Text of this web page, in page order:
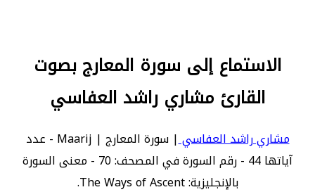
الاستماع إلى سورة المعارج بصوت
القارئ مشاري راشد العفاسي
مشاري راشد العفاسي
| سورة المعارج | Maarij - عدد
آياتها 44 - رقم السورة في المصحف: 70 - معنى السورة
بالإنجليزية: The Ways of Ascent.